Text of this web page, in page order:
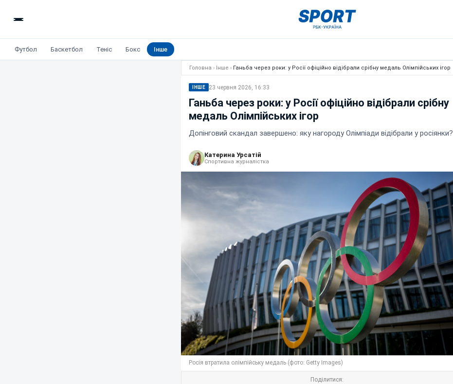
Футбол Баскетбол Теніс Бокс Інше
Головна › Інше › Ганьба через роки: у Росії офіційно відібрали срібну медаль Олімпійських ігор
ІНШЕ 23 червня 2026, 16:33
Ганьба через роки: у Росії офіційно відібрали срібну
медаль Олімпійських ігор
Допінговий скандал завершено: яку нагороду Олімпіади відібрали у росіянки?
Катерина Урсатій
Спортивна журналістка
Росія втратила олімпійську медаль (фото: Getty Images)
Поділитися: